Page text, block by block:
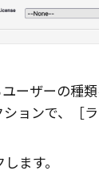
ーザーの
ョンで、
ます。